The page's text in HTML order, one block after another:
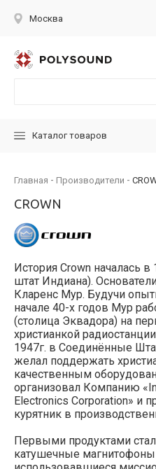
Москва
Каталог товаров
Главная Производители
CROWN
История Crown началась
штат Индиана).
Кларенс Мур. Будучи
начале 40-х годов Мур
(столица Эквадора) на
христианкой
1947г. в Соединённые
желал поддержать
качественным
организовал Компанию
Electronics Corporation» и
курятник в
Первыми продуктами
катушечные